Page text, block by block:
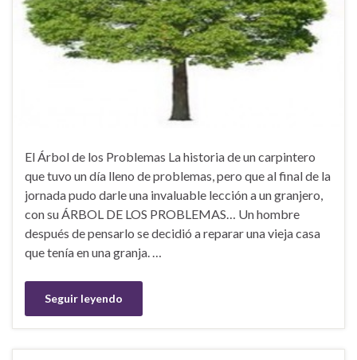
El Árbol de los Problemas La historia de un carpintero
que tuvo un día lleno de problemas, pero que al final de la
jornada pudo darle una invaluable lección a un granjero,
con su ÁRBOL DE LOS PROBLEMAS… Un hombre
después de pensarlo se decidió a reparar una vieja casa
que tenía en una granja. …
Seguir leyendo